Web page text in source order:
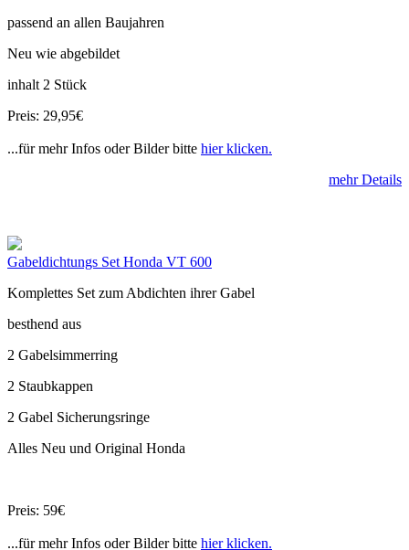
passend an allen Baujahren
Neu wie abgebildet
inhalt 2 Stück
Preis: 29,95€
...für mehr Infos oder Bilder bitte hier klicken.
mehr Details
Gabeldichtungs Set Honda VT 600
Komplettes Set zum Abdichten ihrer Gabel
besthend aus
2 Gabelsimmerring
2 Staubkappen
2 Gabel Sicherungsringe
Alles Neu und Original Honda
Preis: 59€
...für mehr Infos oder Bilder bitte hier klicken.